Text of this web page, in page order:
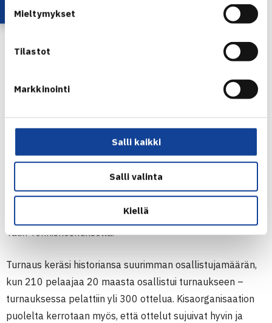
Mieltymykset
Tilastot
Markkinointi
Salli kaikki
Salli valinta
Kiellä
Helsinki Midnight Sun Open keräsi kehuja
osallistujilta
Neljättä kertaa järjestetty kansainvälinen senioriturnaus,
Helsinki Midnight Sun Open by Freja, pelattiin viime viikon
aikana Kalastajatorpan tennisklubilla ja osittain myös
Talin Tenniskeskuksella.
Turnaus keräsi historiansa suurimman osallistujamäärän,
kun 210 pelaajaa 20 maasta osallistui turnaukseen –
turnauksessa pelattiin yli 300 ottelua. Kisaorganisaation
puolelta kerrotaan myös, että ottelut sujuivat hyvin ja